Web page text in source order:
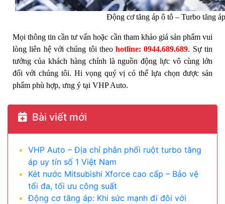
Động cơ tăng áp ô tô – Turbo tăng áp
Mọi thông tin cần tư vấn hoặc cần tham khảo giá sản phẩm vui
lòng liên hệ với chúng tôi theohotline: 0944.689.689. Sự tin
tưởng của khách hàng chính là nguồn động lực vô cùng lớn
đối với chúng tôi. Hi vọng quý vị có thể lựa chọn được sản
phẩm phù hợp, ưng ý tại VHP Auto.
Bài viết mới
VHP Auto – Địa chỉ phân phối ruột turbo tăng
áp uy tín số 1 Việt Nam
Két nước Mitsubishi Xforce cao cấp – Bảo vệ
tối đa, tối ưu công suất
Động cơ tăng áp: Khi sức mạnh đi đôi với